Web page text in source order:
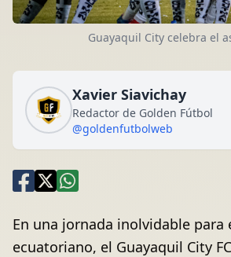
Guayaquil City celebra el
Xavier Siavichay
Redactor de Golden Fútbol
@goldenfutbolweb
En una jornada inolvidable para
ecuatoriano, el Guayaquil City